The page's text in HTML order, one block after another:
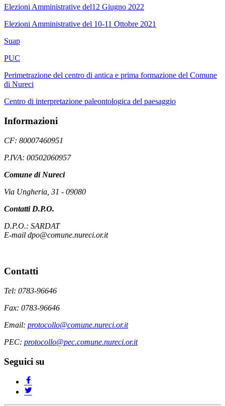
Elezioni Amministrative del12 Giugno 2022
Elezioni Amministrative del 10-11 Ottobre 2021
Suap
PUC
Perimetrazione del centro di antica e prima formazione del Comune
di Nureci
Centro di interpretazione paleontologica del paesaggio
Informazioni
CF: 80007460951
P.IVA: 00502060957
Comune di Nureci
Via Ungheria, 31 - 09080
Contatti D.P.O.
D.P.O.: SARDAT
E-mail dpo@comune.nureci.or.it
Contatti
Tel: 0783-96646
Fax: 0783-96646
Email: protocollo@comune.nureci.or.it
PEC: protocollo@pec.comune.nureci.or.it
Seguici su